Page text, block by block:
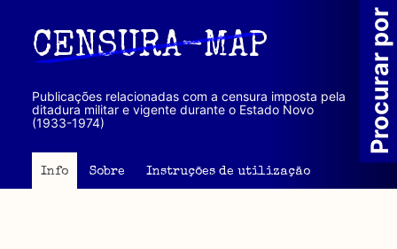
principal
CENSURA-MAP
Publicações relacionadas com a censura imposta pela
ditadura militar e vigente durante o Estado Novo
(1933-1974)
Info Sobre Instruções de utilização
Procurar por